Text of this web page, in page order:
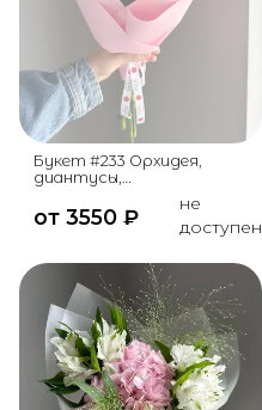
Букет #233 Орхидея,
диантусы,
от 3550 ₽
не
доступен